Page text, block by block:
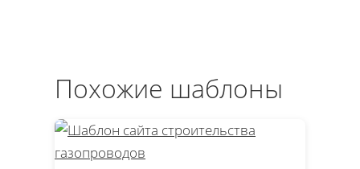
Похожие шаблоны